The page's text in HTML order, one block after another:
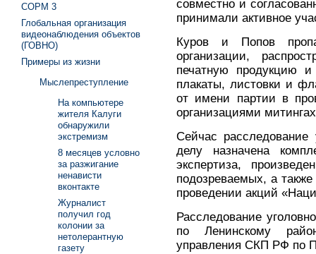
совместно и
принимали активное
Куров и Попов
организации,
печатную продукцию
плакаты, листовки и
от имени партии в
организациями
Сейчас расследование
делу назначена
экспертиза,
подозреваемых, а
проведении акций
Расследование
по Ленинскому
управления СКП РФ по
СОРМ 3
Глобальная организация
видеонаблюдения объектов
(ГОВНО)
Примеры из жизни
Мыслепреступление
На компьютере
жителя Калуги
обнаружили
экстремизм
8 месяцев условно
за разжигание
ненависти
вконтакте
Журналист
получил год
колонии за
нетолерантную
газету